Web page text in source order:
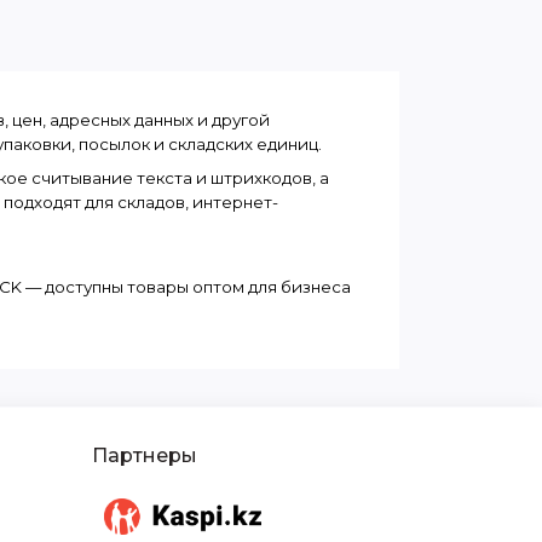
адресных данных и другой
посылок и складских единиц.
считывание текста и штрихкодов, а
для складов, интернет-
— доступны товары оптом для бизнеса
Партнеры